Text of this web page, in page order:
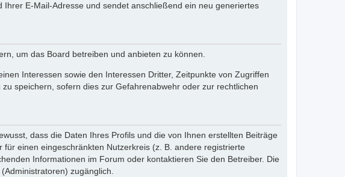
E-Mail-Adresse und sendet anschließend ein neu generiertes
um das Board betreiben und anbieten zu können.
Interessen sowie den Interessen Dritter, Zeitpunkte von Zugriffen
speichern, sofern dies zur Gefahrenabwehr oder zur rechtlichen
dass die Daten Ihres Profils und die von Ihnen erstellten Beiträge
einen eingeschränkten Nutzerkreis (z. B. andere registrierte
Informationen im Forum oder kontaktieren Sie den Betreiber. Die
zugänglich.